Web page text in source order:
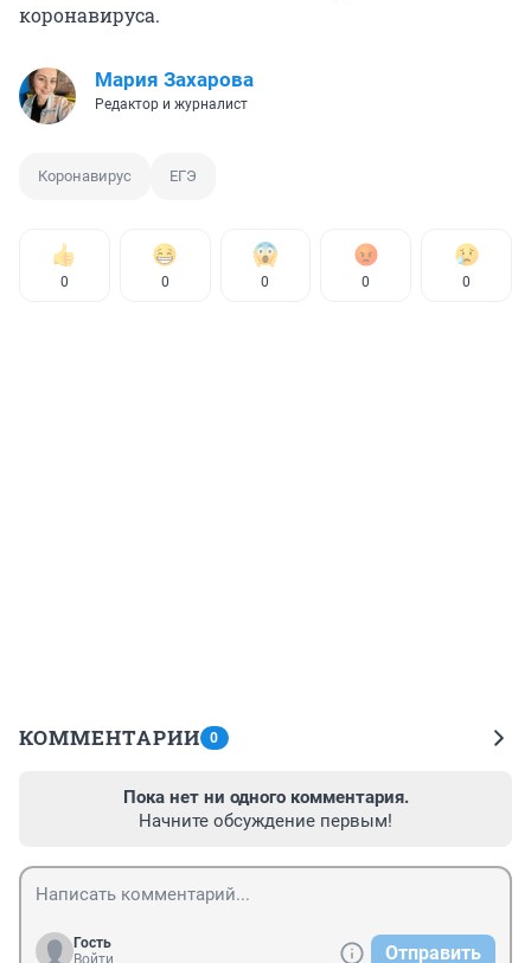
коронавируса.
Мария Захарова
Редактор и журналист
Коронавирус ЕГЭ
0 0 0 0 0
КОММЕНТАРИИ 0
Пока нет ни одного комментария.
Начните обсуждение первым!
Гость
Войти
Отправить